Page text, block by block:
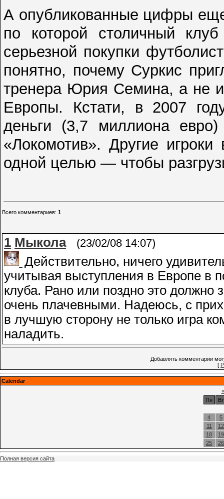
А опубликованные цифры
по которой столичный
серьезной покупки
понятно, почему Суркис
тренера Юрия Семина, а не
Европы. Кстати, в 2007
деньги (3,7 миллиона
«Локомотив». Другие
одной целью — чтобы
Всего комментариев: 1
1 Мыкола (23/02/08 14:07)
Действительно, ничего
учитывая выступления в Европе в
клуба. Рано или поздно это должно
очень плачевными. Надеюсь, с
в лучшую сторону не только игра
наладить.
Добавлять комментарии
[
Calendar
«
Пн
Вт
4
5
11
12
18
19
25
26
Полная версия сайта